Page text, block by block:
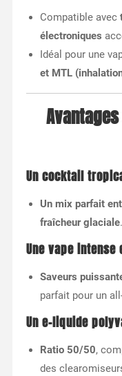
Compatible avec
électroniques
Idéal pour une
et MTL
Un cocktail
Un mix parfait
fraîcheur glaciale.
Une vape
Saveurs
parfait pour un
Un e-liquide
Ratio 50/50,
des